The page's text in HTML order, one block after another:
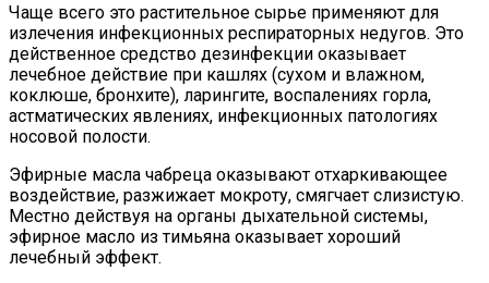
Чаще всего это растительное сырье применяют для
излечения инфекционных респираторных недугов. Это
действенное средство дезинфекции оказывает
лечебное действие при кашлях (сухом и влажном,
коклюше, бронхите), ларингите, воспалениях горла,
астматических явлениях, инфекционных патологиях
носовой полости.
Эфирные масла чабреца оказывают отхаркивающее
воздействие, разжижает мокроту, смягчает слизистую.
Местно действуя на органы дыхательной системы,
эфирное масло из тимьяна оказывает хороший
лечебный эффект.